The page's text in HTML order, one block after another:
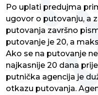
Po uplati predujma
ugovor o putovanju, a
putovanja završno
putovanje je 20, a
Ako se na putovanje
najkasnije 20 dana
putnička agencija je
otkazu putovanja.